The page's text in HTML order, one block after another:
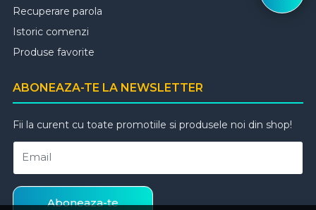
Recuperare parola
Istoric comenzi
Produse favorite
ABONEAZA-TE LA NEWSLETTER
Fii la curent cu toate promotiile si produsele noi din shop!
Email
Aboneaza-te